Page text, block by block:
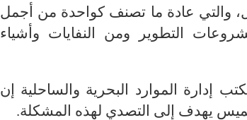
والتي عادة ما تصنف كواحدة من أجمل
التطوير ومن النفايات وأشياء
إدارة الموارد البحرية والساحلية إن
يهدف إلى التصدي لهذه المشكلة.